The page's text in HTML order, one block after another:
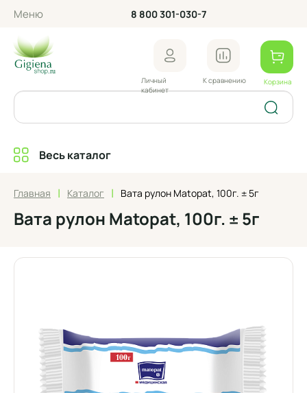
Меню 8 800 301-030-7
Личный
кабинет
К сравнению Корзина
Весь каталог
Главная | Каталог | Вата рулон Matopat, 100г. ± 5г
Вата рулон Matopat, 100г. ± 5г